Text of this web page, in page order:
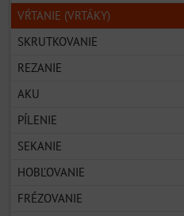
VŔTANIE (VRTÁKY)
SKRUTKOVANIE
REZANIE
AKU
PÍLENIE
SEKANIE
HOBĽOVANIE
FRÉZOVANIE